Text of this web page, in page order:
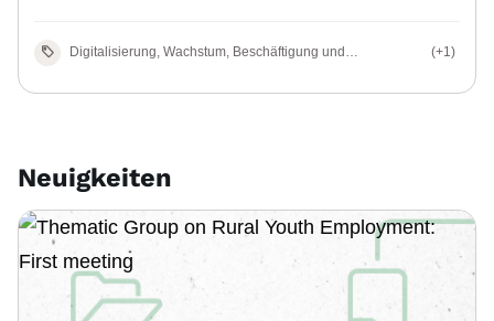
Digitalisierung, Wachstum, Beschäftigung und
(+1)
Neuigkeiten